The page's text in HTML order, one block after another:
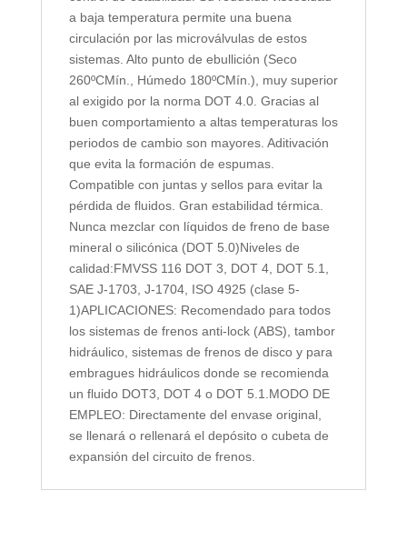
a baja temperatura permite una buena
circulación por las microválvulas de estos
sistemas. Alto punto de ebullición (Seco
260ºCMín., Húmedo 180ºCMín.), muy superior
al exigido por la norma DOT 4.0. Gracias al
buen comportamiento a altas temperaturas los
periodos de cambio son mayores. Aditivación
que evita la formación de espumas.
Compatible con juntas y sellos para evitar la
pérdida de fluidos. Gran estabilidad térmica.
Nunca mezclar con líquidos de freno de base
mineral o silicónica (DOT 5.0)Niveles de
calidad:FMVSS 116 DOT 3, DOT 4, DOT 5.1,
SAE J-1703, J-1704, ISO 4925 (clase 5-
1)APLICACIONES: Recomendado para todos
los sistemas de frenos anti-lock (ABS), tambor
hidráulico, sistemas de frenos de disco y para
embragues hidráulicos donde se recomienda
un fluido DOT3, DOT 4 o DOT 5.1.MODO DE
EMPLEO: Directamente del envase original,
se llenará o rellenará el depósito o cubeta de
expansión del circuito de frenos.